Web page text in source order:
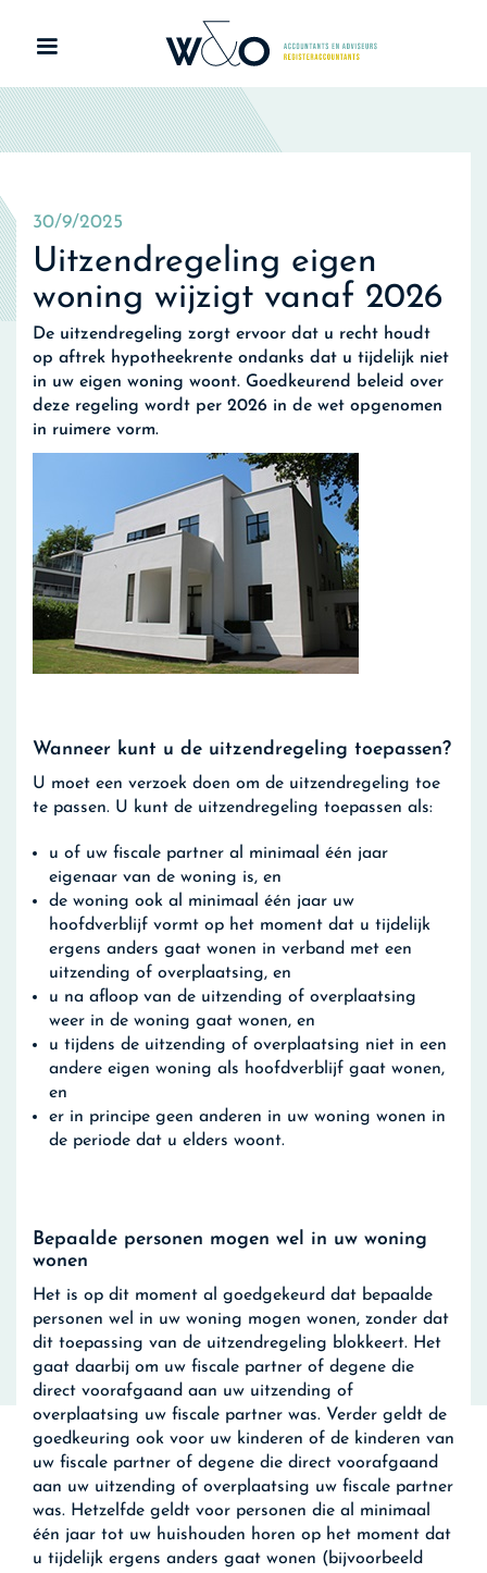
30/9/2025
Uitzendregeling eigen
woning wijzigt vanaf 2026
De uitzendregeling zorgt ervoor dat u recht houdt
op aftrek hypotheekrente ondanks dat u tijdelijk niet
in uw eigen woning woont. Goedkeurend beleid over
deze regeling wordt per 2026 in de wet opgenomen
in ruimere vorm.
Wanneer kunt u de uitzendregeling toepassen?
U moet een verzoek doen om de uitzendregeling toe
te passen. U kunt de uitzendregeling toepassen als:
u of uw fiscale partner al minimaal één jaar
eigenaar van de woning is, en
de woning ook al minimaal één jaar uw
hoofdverblijf vormt op het moment dat u tijdelijk
ergens anders gaat wonen in verband met een
uitzending of overplaatsing, en
u na afloop van de uitzending of overplaatsing
weer in de woning gaat wonen, en
u tijdens de uitzending of overplaatsing niet in een
andere eigen woning als hoofdverblijf gaat wonen,
en
er in principe geen anderen in uw woning wonen in
de periode dat u elders woont.
Bepaalde personen mogen wel in uw woning
wonen
Het is op dit moment al goedgekeurd dat bepaalde
personen wel in uw woning mogen wonen, zonder dat
dit toepassing van de uitzendregeling blokkeert. Het
gaat daarbij om uw fiscale partner of degene die
direct voorafgaand aan uw uitzending of
overplaatsing uw fiscale partner was. Verder geldt de
goedkeuring ook voor uw kinderen of de kinderen van
uw fiscale partner of degene die direct voorafgaand
aan uw uitzending of overplaatsing uw fiscale partner
was. Hetzelfde geldt voor personen die al minimaal
één jaar tot uw huishouden horen op het moment dat
u tijdelijk ergens anders gaat wonen (bijvoorbeeld